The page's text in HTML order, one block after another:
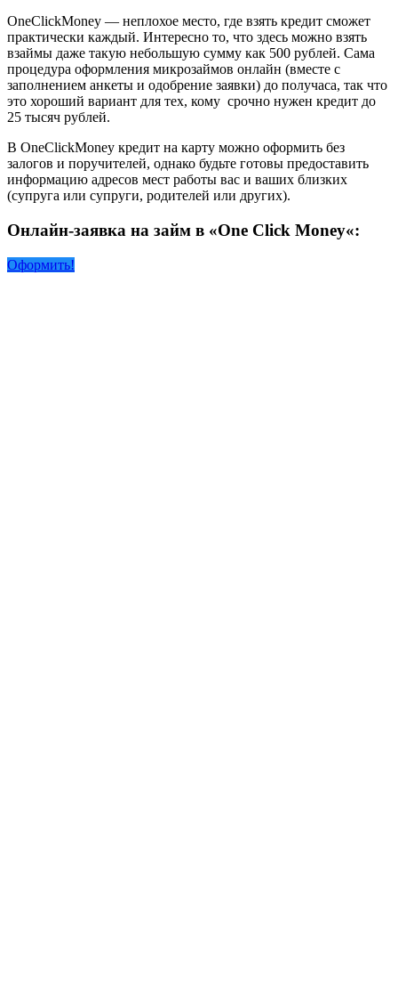
OneClickMoney — неплохое место, где взять кредит сможет
практически каждый. Интересно то, что здесь можно взять
взаймы даже такую небольшую сумму как 500 рублей. Сама
процедура оформления микрозаймов онлайн (вместе с
заполнением анкеты и одобрение заявки) до получаса, так что
это хороший вариант для тех, кому срочно нужен кредит до
25 тысяч рублей.
В OneClickMoney кредит на карту можно оформить без
залогов и поручителей, однако будьте готовы предоставить
информацию адресов мест работы вас и ваших близких
(супруга или супруги, родителей или других).
Онлайн-заявка на займ в «One Click Money«:
Оформить!